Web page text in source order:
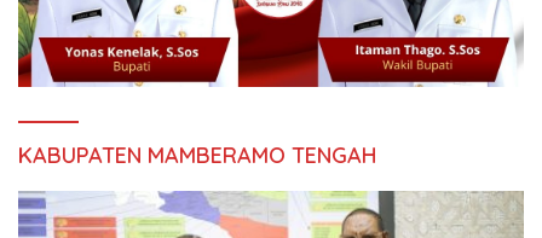
KABUPATEN MAMBERAMO TENGAH